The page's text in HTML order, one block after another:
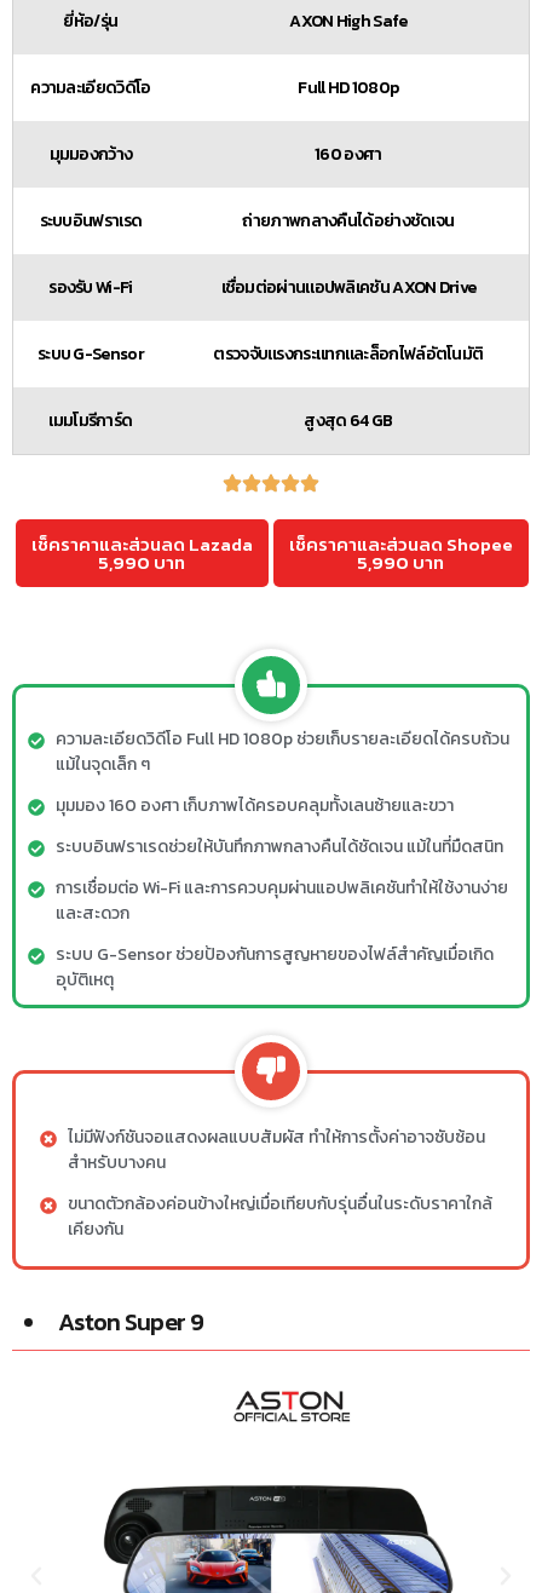
ยี่ห้อ/รุ่น AXON High Safe
ความละเอียดวิดีโอ Full HD 1080p
มุมมองกว้าง 160 องศา
ระบบอินฟราเรด ถ่ายภาพกลางคืนได้อย่างชัดเจน
รองรับ Wi-Fi เชื่อมต่อผ่านแอปพลิเคชัน AXON Drive
ระบบ G-Sensor ตรวจจับแรงกระแทกและล็อกไฟล์อัตโนมัติ
เมมโมรีการ์ด สูงสุด 64 GB
เช็คราคาและส่วนลด Lazada
5,990 บาท
เช็คราคาและส่วนลด Shopee
5,990 บาท
ความละเอียดวิดีโอ Full HD 1080p ช่วยเก็บรายละเอียดได้ครบถ้วน
แม้ในจุดเล็ก ๆ
มุมมอง 160 องศา เก็บภาพได้ครอบคลุมทั้งเลนซ้ายและขวา
ระบบอินฟราเรดช่วยให้บันทึกภาพกลางคืนได้ชัดเจน แม้ในที่มืดสนิท
การเชื่อมต่อ Wi-Fi และการควบคุมผ่านแอปพลิเคชันทำให้ใช้งานง่าย
และสะดวก
ระบบ G-Sensor ช่วยป้องกันการสูญหายของไฟล์สำคัญเมื่อเกิด
อุบัติเหตุ
ไม่มีฟังก์ชันจอแสดงผลแบบสัมผัส ทำให้การตั้งค่าอาจซับซ้อน
สำหรับบางคน
ขนาดตัวกล้องค่อนข้างใหญ่เมื่อเทียบกับรุ่นอื่นในระดับราคาใกล้
เคียงกัน
Aston Super 9